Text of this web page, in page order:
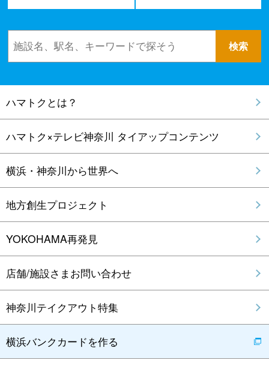
ハマトクとは？
ハマトク×テレビ神奈川 タイアップコンテンツ
横浜・神奈川から世界へ
地方創生プロジェクト
YOKOHAMA再発見
店舗/施設さまお問い合わせ
神奈川テイクアウト特集
横浜バンクカードを作る